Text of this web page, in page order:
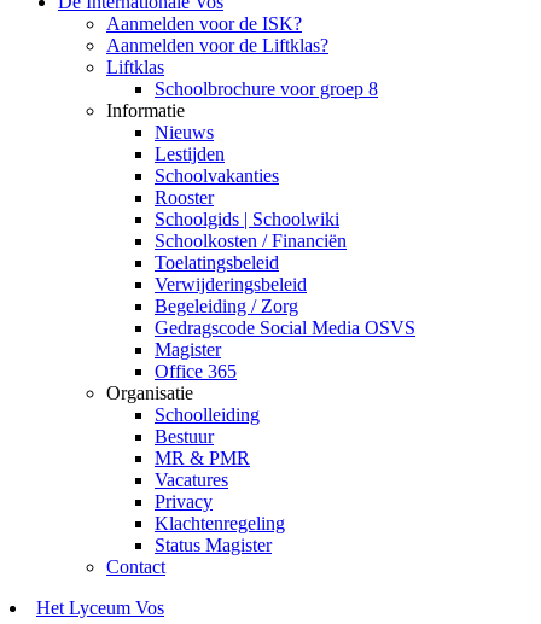
Aanmelden voor de ISK?
Aanmelden voor de Liftklas?
Liftklas
Schoolbrochure voor groep 8
Informatie
Nieuws
Lestijden
Schoolvakanties
Rooster
Schoolgids | Schoolwiki
Schoolkosten / Financiën
Toelatingsbeleid
Verwijderingsbeleid
Begeleiding / Zorg
Gedragscode Social Media OSVS
Magister
Office 365
Organisatie
Schoolleiding
Bestuur
MR & PMR
Vacatures
Privacy
Klachtenregeling
Status Magister
Contact
Het Lyceum Vos